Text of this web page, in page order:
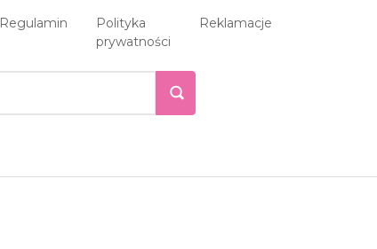
Regulamin
Polityka
prywatności
Reklamacje